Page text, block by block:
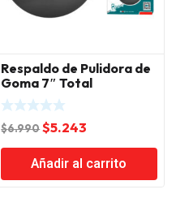
Respaldo de Pulidora de
Goma 7″ Total
$6.990El
precio
original
era:
$5.243
precio
actual
es:
Añadir al carrito